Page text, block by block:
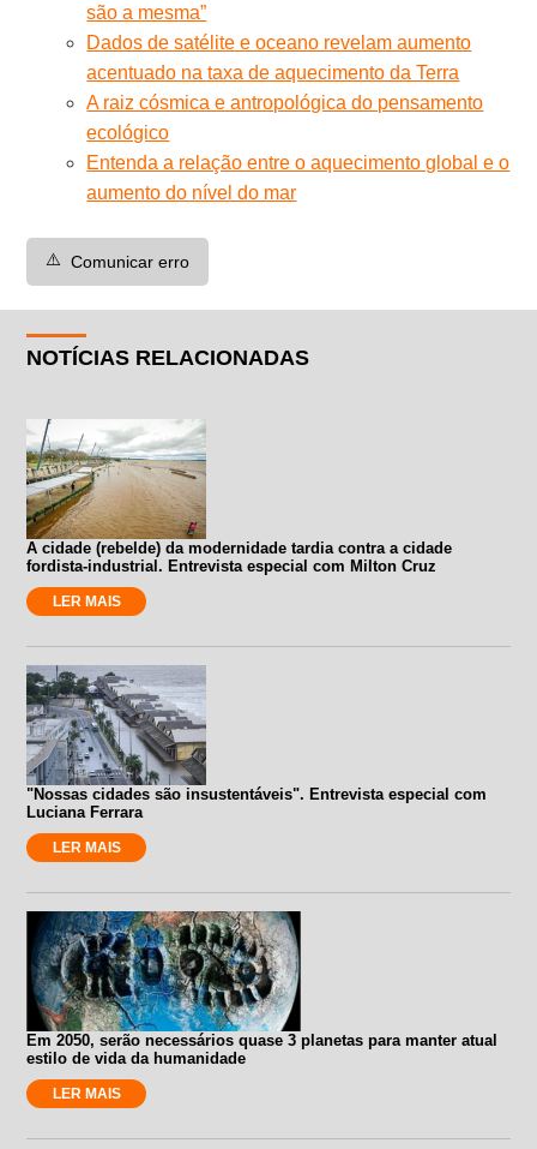
são a mesma”
Dados de satélite e oceano revelam aumento
acentuado na taxa de aquecimento da Terra
A raiz cósmica e antropológica do pensamento
ecológico
Entenda a relação entre o aquecimento global e o
aumento do nível do mar
⚠️ Comunicar erro
NOTÍCIAS RELACIONADAS
A cidade (rebelde) da modernidade tardia contra a cidade
fordista-industrial. Entrevista especial com Milton Cruz
LER MAIS
"Nossas cidades são insustentáveis". Entrevista especial com
Luciana Ferrara
LER MAIS
Em 2050, serão necessários quase 3 planetas para manter atual
estilo de vida da humanidade
LER MAIS